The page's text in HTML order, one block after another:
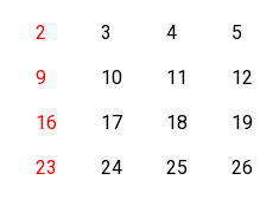
2
3 4 5
9
10 11 12
16
17 18 19
23
24 25 26